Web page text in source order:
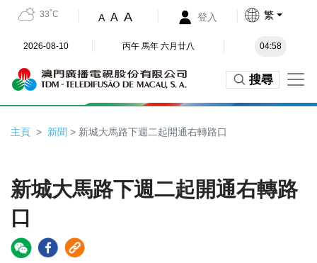
33˚C A A A 登入 繁
2026-08-10 丙午 馬年 六月廿八 04:58
搜尋
主頁 新聞 > 新城大馬路下週二起開通右轉路口
新城大馬路下週二起開通右轉路
口